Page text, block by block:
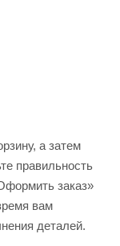
а затем
правильность
заказ»
вам
деталей.